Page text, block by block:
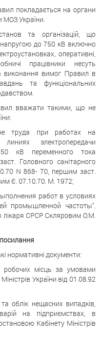
покладається на органи
МОЗ України.
та організацій, що
до 750 кВ включно
оперативні,
працівники несуть
виконання вимог Правил в
та функціональних
вважати такими, що не
труда при работах на
электропередачи
кВ переменного тока
Головного санітарного
N 868- 70, першим заст.
Є. 07.10.70. М. 1972;
работ в условиях
промышленной частоты".
лікаря СРСР Скляровим О.М.
нормативні документи:
робочих місць за умовами
України від 01.08.92
облік нещасних випадків,
на підприємствах, в
Кабінету Міністрів